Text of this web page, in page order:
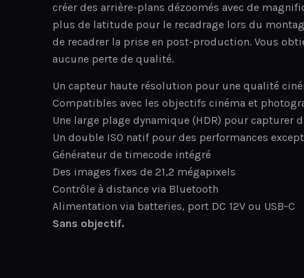
créer des arrière-plans dézoomés avec de
plus de latitude pour le recadrage lors du
de recadrer la prise en post-production. Vous
aucune perte de qualité.
Un capteur haute résolution pour une qualité
Compatibles avec les objectifs cinéma et
Une large plage dynamique (HDR) pour capturer
Un double ISO natif pour des performances
Générateur de timecode intégré
Des images fixes de 21,2 mégapixels
Contrôle à distance via Bluetooth
Alimentation via batteries, port DC 12V ou USB‑C
Sans objectif.